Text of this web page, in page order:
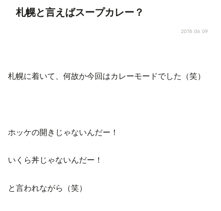
札幌と言えばスープカレー？
2018.06.09
札幌に着いて、何故か今回はカレーモードでした（笑）
ホッケの開きじゃないんだー！
いくら丼じゃないんだー！
と言われながら（笑）